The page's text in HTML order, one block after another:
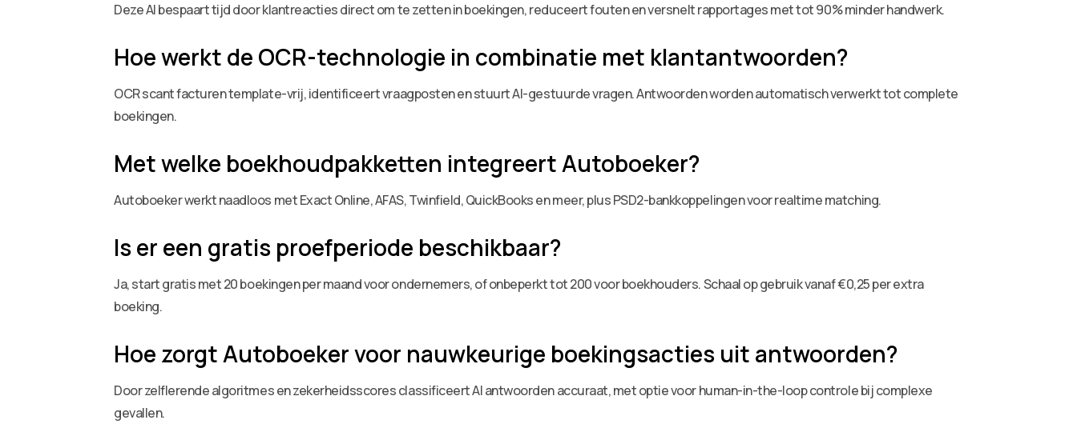
Deze AI bespaart tijd door klantreacties direct om te zetten in boekingen, reduceert fouten en versnelt rapportages met tot 90% minder handwerk.
Hoe werkt de OCR-technologie in combinatie met klantantwoorden?
OCR scant facturen template-vrij, identificeert vraagposten en stuurt AI-gestuurde vragen. Antwoorden worden automatisch verwerkt tot complete
boekingen.
Met welke boekhoudpakketten integreert Autoboeker?
Autoboeker werkt naadloos met Exact Online, AFAS, Twinfield, QuickBooks en meer, plus PSD2-bankkoppelingen voor realtime matching.
Is er een gratis proefperiode beschikbaar?
Ja, start gratis met 20 boekingen per maand voor ondernemers, of onbeperkt tot 200 voor boekhouders. Schaal op gebruik vanaf €0,25 per extra
boeking.
Hoe zorgt Autoboeker voor nauwkeurige boekingsacties uit antwoorden?
Door zelflerende algoritmes en zekerheidsscores classificeert AI antwoorden accuraat, met optie voor human-in-the-loop controle bij complexe
gevallen.